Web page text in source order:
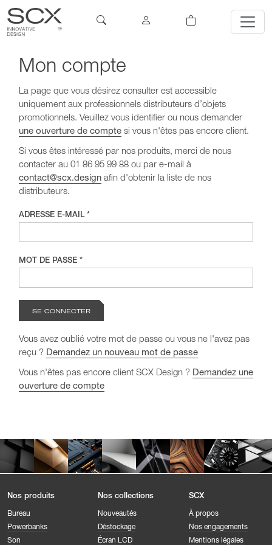
Mon compte
La page que vous désirez consulter est accessible
uniquement aux professionnels distributeurs d’objets
promotionnels. Veuillez vous identifier ou nous demander
une ouverture de comptesi vous n'êtes pas encore client.
Si vous êtes intéressé par nos produits, merci de nous
contacter au 01 86 95 99 88 ou par e-mail à
contact@scx.designafin d'obtenir la liste de nos
distributeurs.
ADRESSE E-MAIL *
MOT DE PASSE *
Vous avez oublié votre mot de passe ou vous ne l'avez pas
reçu ? Demandez un nouveau mot de passe
Vous n'êtes pas encore client SCX Design ? Demandez une
ouverture de compte
Nos produits
Bureau
Powerbanks
Son
Nos collections
Nouveautés
Déstockage
Écran LCD
SCX
À propos
Nos engagements
Mentions légales